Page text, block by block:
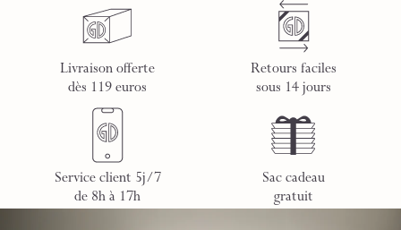
Livraison offerte
dès 119 euros
Retours faciles
sous 14 jours
Service client 5j/7
de 8h à 17h
Sac cadeau
gratuit